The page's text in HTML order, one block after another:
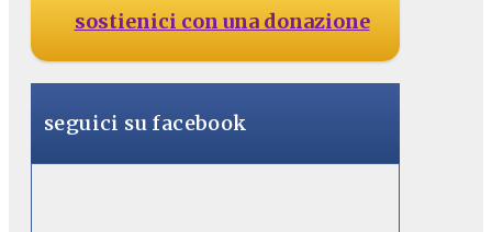
sostienici con una donazione
seguici su facebook